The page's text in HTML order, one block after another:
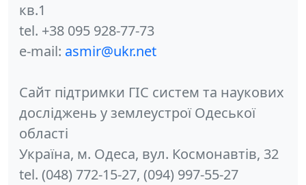
кв.1
tel. +38 095 928-77-73
e-mail: asmir@ukr.net
Сайт підтримки ГІС систем та наукових
досліджень у землеустрої Одеської
області
Україна, м. Одеса, вул. Космонавтів, 32
tel. (048) 772-15-27, (094) 997-55-27